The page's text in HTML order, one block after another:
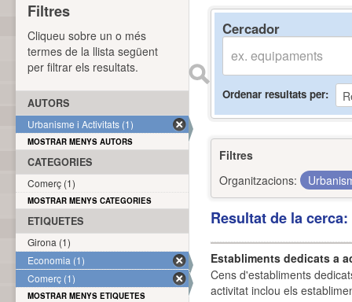
Cercador
Ordenar resultats per
Filtres
Organitzacions:
Resultat de la
Establiments dedicats a
Cens d'establiments
activitat inclou els
Filtres
Cliqueu sobre un o més
termes de la llista següent
per filtrar els resultats.
AUTORS
Urbanisme i Activitats (1)
MOSTRAR MENYS AUTORS
CATEGORIES
Comerç (1)
MOSTRAR MENYS CATEGORIES
ETIQUETES
Girona (1)
Economia (1)
Comerç (1)
MOSTRAR MENYS ETIQUETES